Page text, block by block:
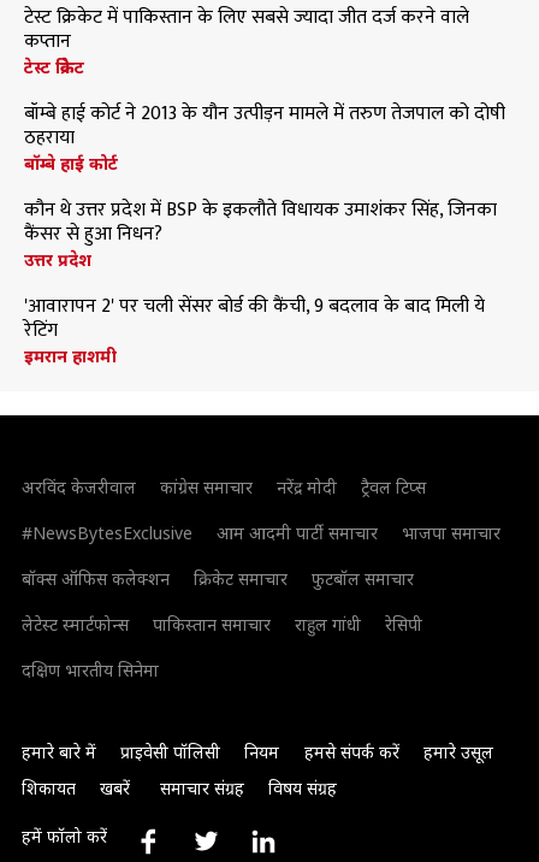
टेस्ट क्रिकेट में पाकिस्तान के लिए सबसे ज्यादा जीत दर्ज करने वाले
कप्तान
टेस्ट क्रिकेट
बॉम्बे हाई कोर्ट ने 2013 के यौन उत्पीड़न मामले में तरुण तेजपाल को दोषी
ठहराया
बॉम्बे हाई कोर्ट
कौन थे उत्तर प्रदेश में BSP के इकलौते विधायक उमाशंकर सिंह, जिनका
कैंसर से हुआ निधन?
उत्तर प्रदेश
'आवारापन 2' पर चली सेंसर बोर्ड की कैंची, 9 बदलाव के बाद मिली ये
रेटिंग
इमरान हाशमी
अरविंद केजरीवाल कांग्रेस समाचार नरेंद्र मोदी
ट्रैवल टिप्स
#NewsBytesExclusive
आम आदमी पार्टी समाचार
भाजपा समाचार
बॉक्स ऑफिस कलेक्शन
क्रिकेट समाचार
फुटबॉल समाचार
लेटेस्ट स्मार्टफोन्स
पाकिस्तान समाचार राहुल गांधी
रेसिपी
दक्षिण भारतीय सिनेमा
हमारे बारे में प्राइवेसी पॉलिसी नियम हमसे संपर्क करें
हमारे उसूल
शिकायत
खबरें समाचार संग्रह विषय संग्रह
हमें फॉलो करें